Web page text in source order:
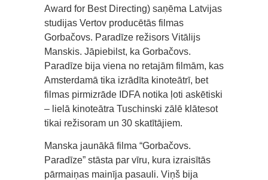
Award for Best Directing) saņēma Latvijas
studijas Vertov producētās filmas
Gorbačovs. Paradīze režisors Vitālijs
Manskis. Jāpiebilst, ka Gorbačovs.
Paradīze bija viena no retajām filmām, kas
Amsterdamā tika izrādīta kinoteātrī, bet
filmas pirmizrāde IDFA notika ļoti askētiski
– lielā kinoteātra Tuschinski zālē klātesot
tikai režisoram un 30 skatītājiem.
Manska jaunākā filma “Gorbačovs.
Paradīze” stāsta par vīru, kura izraisītās
pārmaiņas mainīja pasauli. Viņš bija